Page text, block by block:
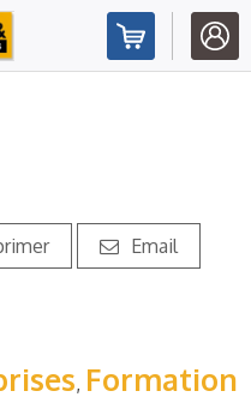
Email
, Formation